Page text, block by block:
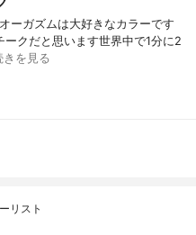
ーガズムは大好きなカラーです
クだと思います世界中で1分に2
きを見る
リスト